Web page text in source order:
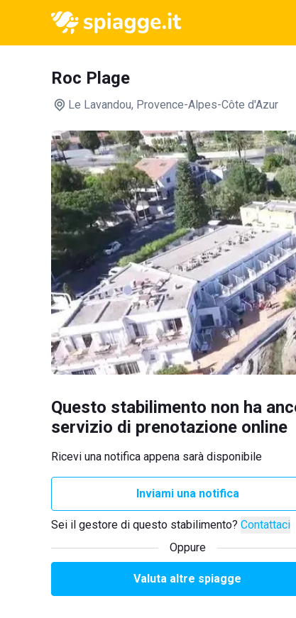
Roc Plage
Le Lavandou, Provence-Alpes-Côte d'Azur
Questo stabilimento non ha
servizio di prenotazione online
Ricevi una notifica appena sarà disponibile
Inviami una notifica
Sei il gestore di questo stabilimento? Contattaci
Oppure
Valuta altre spiagge